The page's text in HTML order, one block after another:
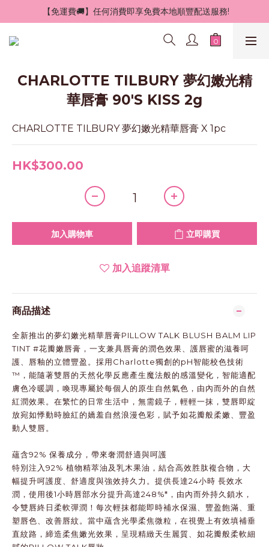
【免運費🚚】任何消費即享免費本地順豐配送服務!
CHARLOTTE TILBURY 夢幻嫩光精
華唇膏 90'S KISS 2g
CHARLOTTE TILBURY 夢幻嫩光精華唇膏 X 1pc
HK$300.00
加入購物車 立即購買
加入追蹤清單
商品描述
全新推出的夢幻嫩光精華唇膏PILLOW TALK BLUSH BALM LIP
TINT #花瓣嫩唇膏，一支兼具唇膏的潤色效果、護唇蜜的滋養呵
護、唇釉的立體豐盈。採用Charlotte獨創的pH智能校色技術
™，能隨著雙唇的天然化學反應產生魔法般的感溫變化，智能適配
膚色冷暖調，喚現專屬於每個人的原生自然氣色，由內而外的自然
紅潤效果。在繁忙的日常生活中，無需鏡子，輕輕一抹，雙唇即綻
放宛如悸動時臉紅的嬌羞自然浪漫色彩，賦予如花瓣般柔嫩、豐盈
動人雙唇。
蘊含92% 保養成分，帶來奢潤舒適與呵護
特別注入92% 植物精萃油及乳木果油，結合高效胜肽複合物，大
幅提升呵護度、舒適度與強效持久力。提供長達24小時 長效水
潤，使用後1小時唇部水分提升高達248%*，由內而外持久鎖水，
令雙唇終日柔軟彈潤！每次輕抹都能即時補水保濕、豐盈飽滿、重
塑唇色、改善唇紋。當中蘊含光學柔焦微粒，在視覺上有效填補垂
直紋路，締造柔焦嫩光效果，呈現精緻天生麗質、如花瓣般柔軟細